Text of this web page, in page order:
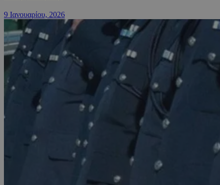
9 Ιανουαρίου, 2026